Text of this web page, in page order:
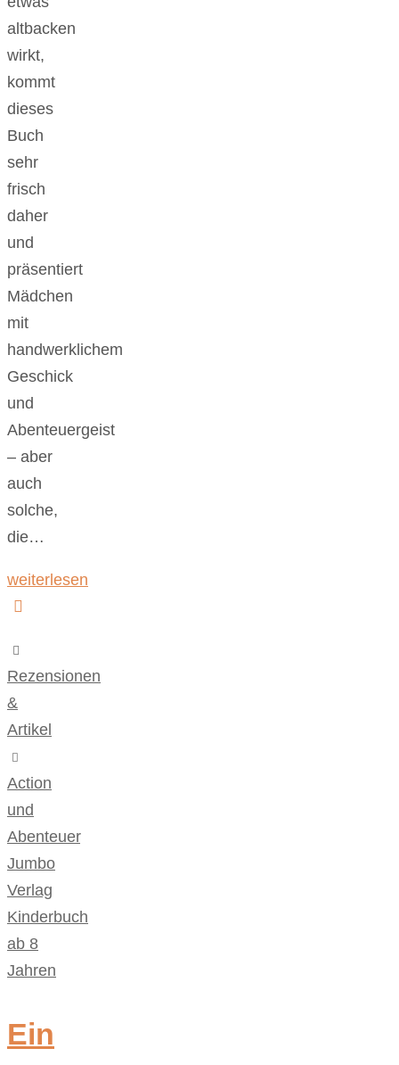
altbacken
wirkt,
kommt
dieses
Buch
sehr
frisch
daher
und
präsentiert
Mädchen
mit
handwerklichem
Geschick
und
Abenteuergeist
– aber
auch
solche,
die…
weiterlesen
Rezensionen
&
Artikel
Action
und
Abenteuer,
Jumbo
Verlag
Kinderbuch
ab 8
Jahren
Ein